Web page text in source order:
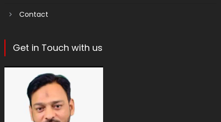
Contact
Get in Touch with us